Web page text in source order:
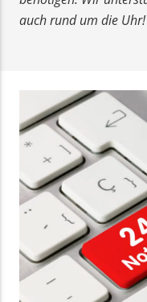
auch rund um die Uhr!